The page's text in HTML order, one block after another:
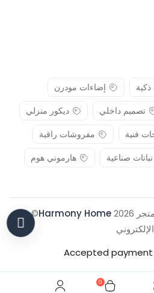
0
إضاءات مودرن
تصميم داخلي
ديكور منزلي
فنية
مفروشات راقية
نباتات صناعية هارموني هوم
Harmony Home
© .
الإلكتروني